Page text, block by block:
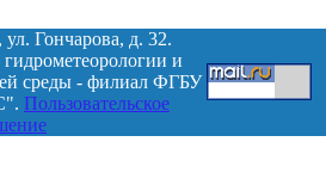
ул. Гончарова, д. 32.
и
среды - филиал ФГБУ
Пользовательское